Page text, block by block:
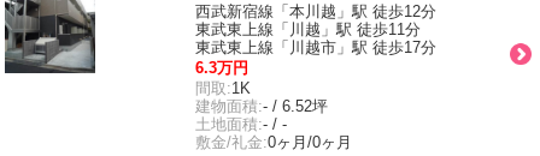
西武新宿線「本川越」駅 徒歩12分
東武東上線「川越」駅 徒歩11分
東武東上線「川越市」駅 徒歩17分
6.3万円
間取:1K
建物面積:- / 6.52坪
土地面積:- / -
敷金/礼金:0ヶ月/0ヶ月